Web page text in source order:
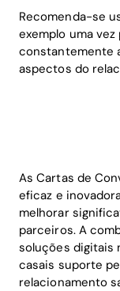
Recomenda-se
exemplo uma
constantemente
aspectos do
As Cartas de
eficaz e
melhorar
parceiros. A
soluções digitais
casais suporte
relacionamento